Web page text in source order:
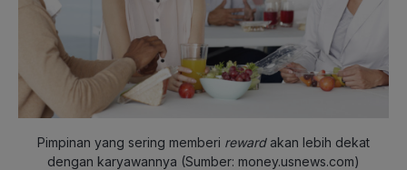
Pimpinan yang sering memberi rewardakan lebih dekat
dengan karyawannya (Sumber: money.usnews.com)